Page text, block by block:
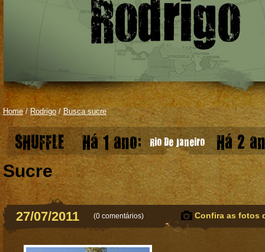
Home/ Rodrigo /Busca sucre
SHUFFLE Há 1 ano: Rio De Janeiro Há 2
Sucre
27/07/2011 (0 comentários) Confira as fotos